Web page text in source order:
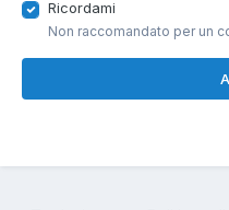
Ricordami
Non raccomandato per un